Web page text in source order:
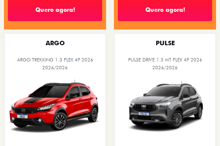
Quero agora! Quero agora!
ARGO
ARGO TREKKING 1.3 FLEX 4P 2026
2026/2026
PULSE
PULSE DRIVE 1.3 MT FLEX 4P 2026
2026/2026